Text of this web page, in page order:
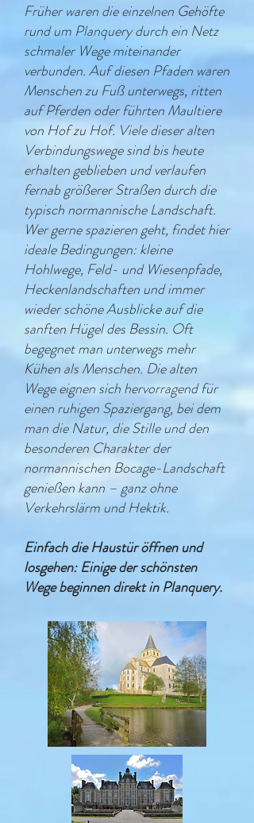
Früher waren die einzelnen Gehöfte
rund um Planquery durch ein Netz
schmaler Wege miteinander
verbunden. Auf diesen Pfaden waren
Menschen zu Fuß unterwegs, ritten
auf Pferden oder führten Maultiere
von Hof zu Hof. Viele dieser alten
Verbindungswege sind bis heute
erhalten geblieben und verlaufen
fernab größerer Straßen durch die
typisch normannische Landschaft.
Wer gerne spazieren geht, findet hier
ideale Bedingungen: kleine
Hohlwege, Feld- und Wiesenpfade,
Heckenlandschaften und immer
wieder schöne Ausblicke auf die
sanften Hügel des Bessin. Oft
begegnet man unterwegs mehr
Kühen als Menschen. Die alten
Wege eignen sich hervorragend für
einen ruhigen Spaziergang, bei dem
man die Natur, die Stille und den
besonderen Charakter der
normannischen Bocage-Landschaft
genießen kann – ganz ohne
Verkehrslärm und Hektik.
Einfach die Haustür öffnen und
losgehen: Einige der schönsten
Wege beginnen direkt in Planquery.